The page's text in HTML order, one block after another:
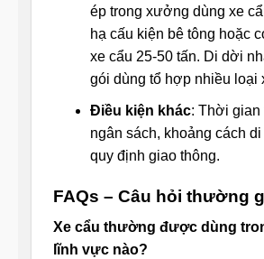
ép trong xưởng dùng xe
hạ cấu kiện bê tông hoặc
xe cẩu 25-50 tấn. Di dời
gói dùng tổ hợp nhiều loại
Điều kiện khác: Thời gian
ngân sách, khoảng cách
quy định giao thông.
FAQs – Câu hỏi thường
Xe cẩu thường được dùng
lĩnh vực nào?